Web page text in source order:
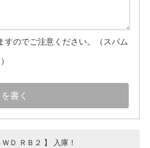
すのでご注意ください。（スパム
Ｄ ＲＢ２ 】 入庫！